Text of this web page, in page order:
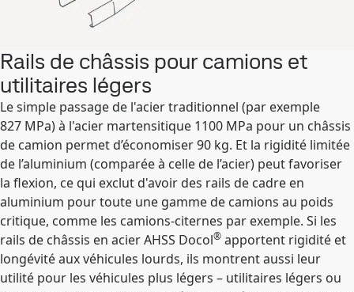
Rails de châssis pour camions et
utilitaires légers
Le simple passage de l'acier traditionnel (par exemple
827 MPa) à l'acier martensitique 1100 MPa pour un châssis
de camion permet d’économiser 90 kg. Et la rigidité limitée
de l’aluminium (comparée à celle de l’acier) peut favoriser
la flexion, ce qui exclut d'avoir des rails de cadre en
aluminium pour toute une gamme de camions au poids
critique, comme les camions-citernes par exemple. Si les
rails de châssis en acier AHSS Docol® apportent rigidité et
longévité aux véhicules lourds, ils montrent aussi leur
utilité pour les véhicules plus légers – utilitaires légers ou